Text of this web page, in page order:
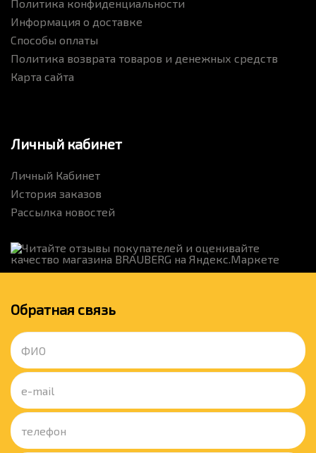
Политика конфиденциальности
Информация о доставке
Способы оплаты
Политика возврата товаров и денежных средств
Карта сайта
Личный кабинет
Личный Кабинет
История заказов
Рассылка новостей
Обратная связь